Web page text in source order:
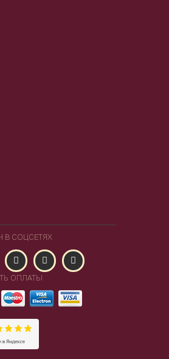
В СОЦСЕТЯХ
ОПЛАТЫ